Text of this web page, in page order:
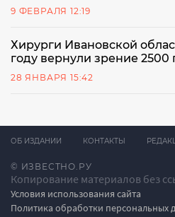
9 ФЕВРАЛЯ 12:19
Хирурги Ивановской
году вернули зрение 2500
28 ЯНВАРЯ 15:42
© ИЗВЕСТНО.РУ
Копирование материалов без
Условия использования сайта
Политика обработки персональных
ОБ ИЗДАНИИ КОНТАКТЫ